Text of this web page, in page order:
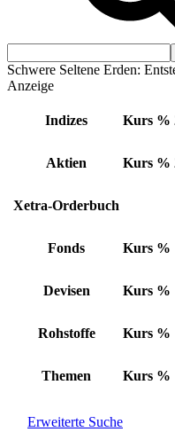
Schwere Seltene Erden:
Anzeige
Indizes Kurs %
Aktien Kurs %
Xetra-Orderbuch
Fonds Kurs %
Devisen Kurs %
Rohstoffe Kurs %
Themen Kurs %
Erweiterte Suche